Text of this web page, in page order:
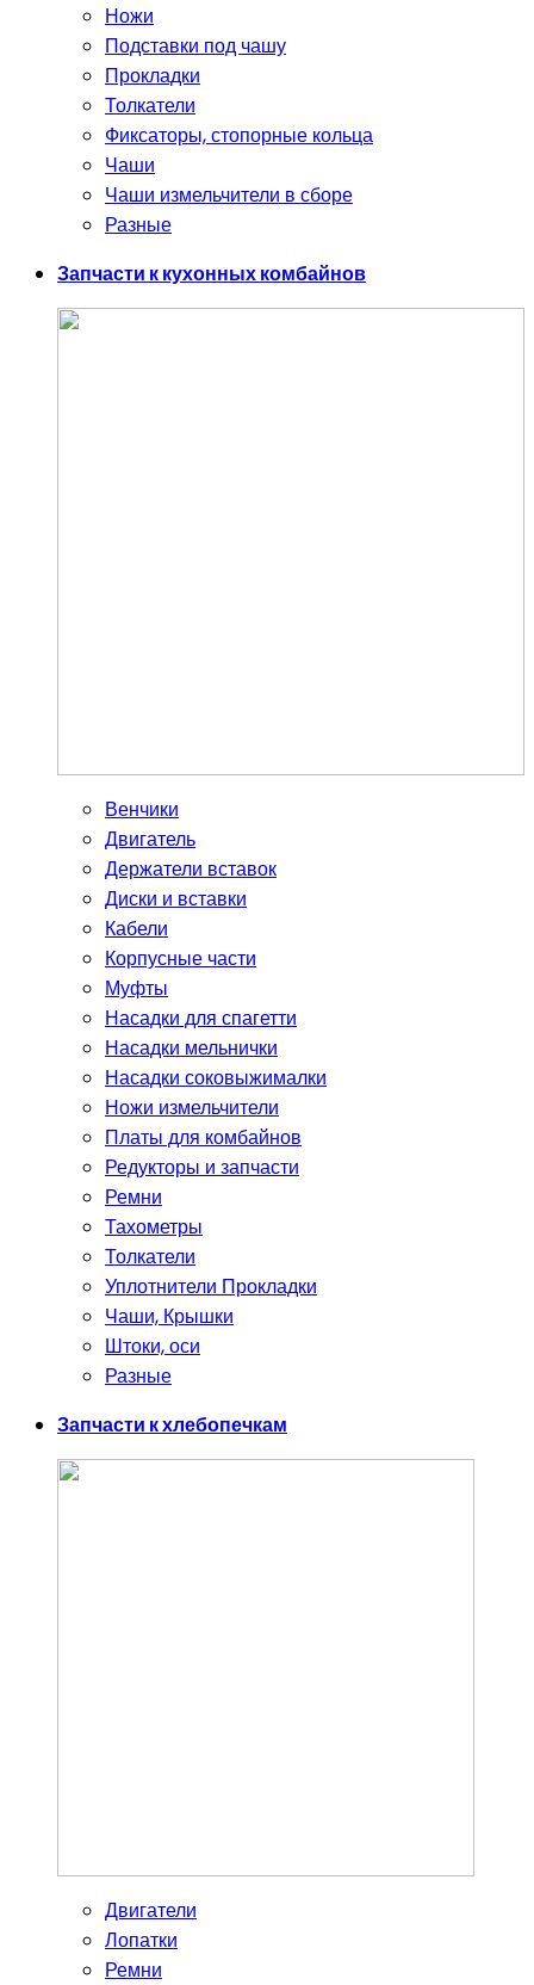
Ножи
Подставки под чашу
Прокладки
Толкатели
Фиксаторы, стопорные кольца
Чаши
Чаши измельчители в сборе
Разные
Запчасти к кухонных комбайнов
Венчики
Двигатель
Держатели вставок
Диски и вставки
Кабели
Корпусные части
Муфты
Насадки для спагетти
Насадки мельнички
Насадки соковыжималки
Ножи измельчители
Платы для комбайнов
Редукторы и запчасти
Ремни
Тахометры
Толкатели
Уплотнители Прокладки
Чаши, Крышки
Штоки, оси
Разные
Запчасти к хлебопечкам
Двигатели
Лопатки
Ремни